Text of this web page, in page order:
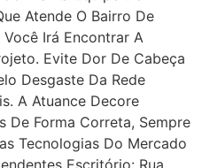
Atende O Bairro De
Irá Encontrar A
Evite Dor De Cabeça
Desgaste Da Rede
A Atuance Decore
De Forma Correta, Sempre
Tecnologias Do Mercado
Escritório: Rua